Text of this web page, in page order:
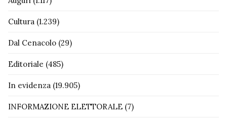
Cultura (1.239)
Dal Cenacolo (29)
Editoriale (485)
In evidenza (19.905)
INFORMAZIONE ELETTORALE (7)